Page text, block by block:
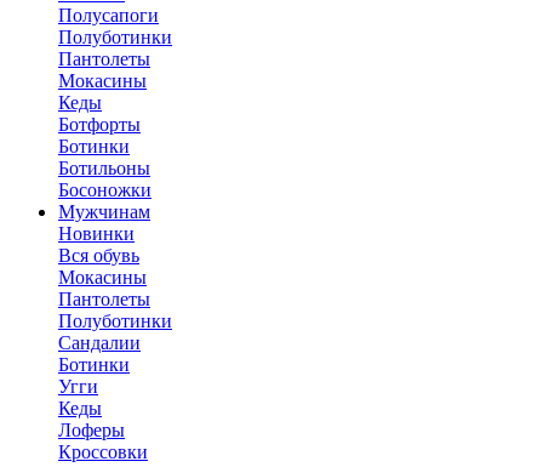
Полусапоги
Полуботинки
Пантолеты
Мокасины
Кеды
Ботфорты
Ботинки
Ботильоны
Босоножки
Мужчинам
Новинки
Вся обувь
Мокасины
Пантолеты
Полуботинки
Сандалии
Ботинки
Угги
Кеды
Лоферы
Кроссовки